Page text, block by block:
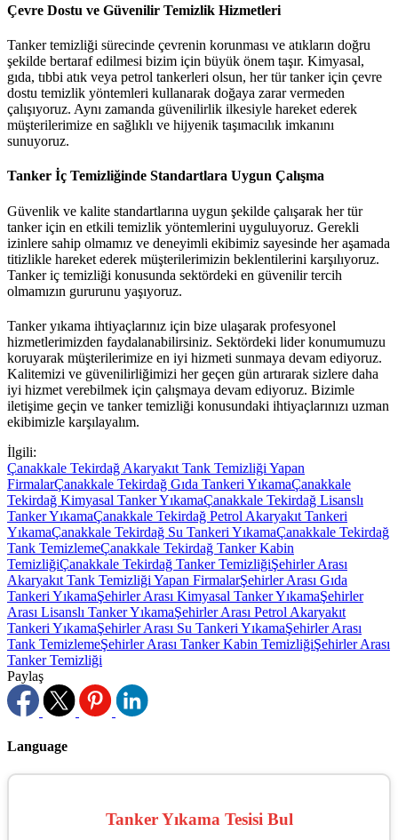
Çevre Dostu ve Güvenilir Temizlik Hizmetleri
Tanker temizliği sürecinde çevrenin korunması ve atıkların doğru
şekilde bertaraf edilmesi bizim için büyük önem taşır. Kimyasal,
gıda, tıbbi atık veya petrol tankerleri olsun, her tür tanker için çevre
dostu temizlik yöntemleri kullanarak doğaya zarar vermeden
çalışıyoruz. Aynı zamanda güvenilirlik ilkesiyle hareket ederek
müşterilerimize en sağlıklı ve hijyenik taşımacılık imkanını
sunuyoruz.
Tanker İç Temizliğinde Standartlara Uygun Çalışma
Güvenlik ve kalite standartlarına uygun şekilde çalışarak her tür
tanker için en etkili temizlik yöntemlerini uyguluyoruz. Gerekli
izinlere sahip olmamız ve deneyimli ekibimiz sayesinde her aşamada
titizlikle hareket ederek müşterilerimizin beklentilerini karşılıyoruz.
Tanker iç temizliği konusunda sektördeki en güvenilir tercih
olmamızın gururunu yaşıyoruz.
Tanker yıkama ihtiyaçlarınız için bize ulaşarak profesyonel
hizmetlerimizden faydalanabilirsiniz. Sektördeki lider konumumuzu
koruyarak müşterilerimize en iyi hizmeti sunmaya devam ediyoruz.
Kalitemizi ve güvenilirliğimizi her geçen gün artırarak sizlere daha
iyi hizmet verebilmek için çalışmaya devam ediyoruz. Bizimle
iletişime geçin ve tanker temizliği konusundaki ihtiyaçlarınızı uzman
ekibimizle karşılayalım.
İlgili:
Çanakkale Tekirdağ Akaryakıt Tank Temizliği Yapan
FirmalarÇanakkale Tekirdağ Gıda Tankeri YıkamaÇanakkale
Tekirdağ Kimyasal Tanker YıkamaÇanakkale Tekirdağ Lisanslı
Tanker YıkamaÇanakkale Tekirdağ Petrol Akaryakıt Tankeri
YıkamaÇanakkale Tekirdağ Su Tankeri YıkamaÇanakkale Tekirdağ
Tank TemizlemeÇanakkale Tekirdağ Tanker Kabin
TemizliğiÇanakkale Tekirdağ Tanker TemizliğiŞehirler Arası
Akaryakıt Tank Temizliği Yapan FirmalarŞehirler Arası Gıda
Tankeri YıkamaŞehirler Arası Kimyasal Tanker YıkamaŞehirler
Arası Lisanslı Tanker YıkamaŞehirler Arası Petrol Akaryakıt
Tankeri YıkamaŞehirler Arası Su Tankeri YıkamaŞehirler Arası
Tank TemizlemeŞehirler Arası Tanker Kabin TemizliğiŞehirler Arası
Tanker Temizliği
Paylaş
Language
Tanker Yıkama Tesisi Bul